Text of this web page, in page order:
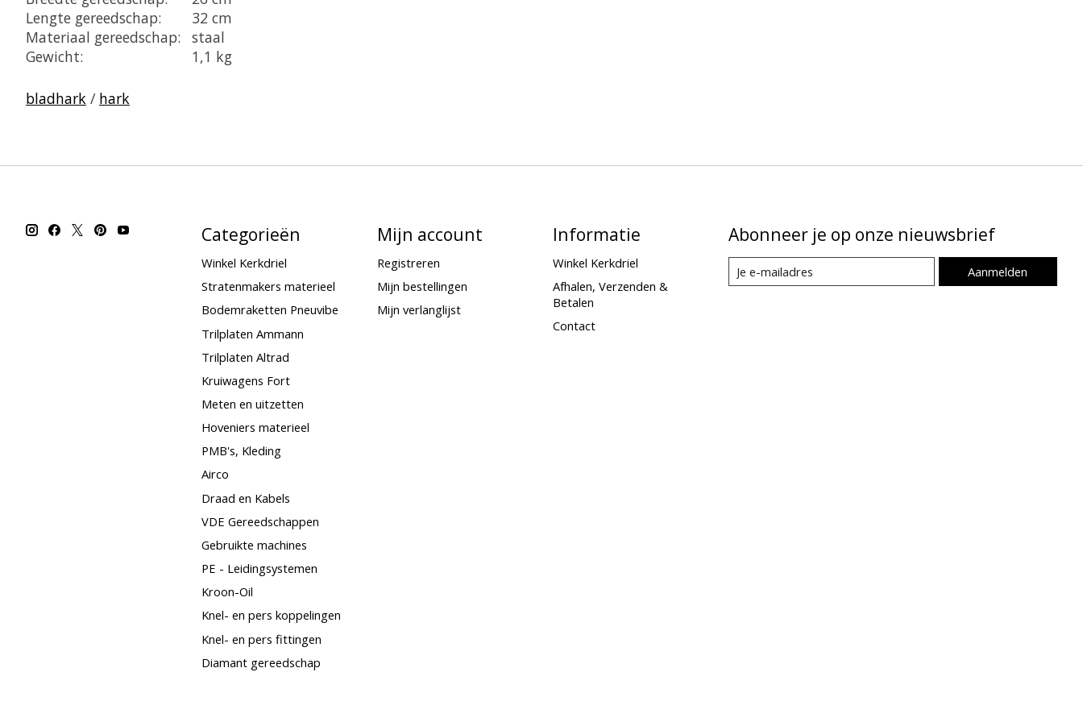
Lengte gereedschap:
32 cm
Materiaal gereedschap:
staal
Gewicht:
1,1 kg
bladhark / hark
Categorieën
Winkel Kerkdriel
Stratenmakers materieel
Bodemraketten Pneuvibe
Trilplaten Ammann
Trilplaten Altrad
Kruiwagens Fort
Meten en uitzetten
Hoveniers materieel
PMB's, Kleding
Airco
Draad en Kabels
VDE Gereedschappen
Gebruikte machines
PE - Leidingsystemen
Kroon-Oil
Knel- en pers koppelingen
Knel- en pers fittingen
Diamant gereedschap
Mijn account
Registreren
Mijn bestellingen
Mijn verlanglijst
Informatie
Winkel Kerkdriel
Afhalen, Verzenden &
Betalen
Contact
Abonneer je op onze nieuwsbrief
Aanmelden